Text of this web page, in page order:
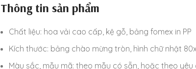
Thông tin sản phẩm
Chất liệu: hoa vải cao cấp, kệ gỗ, bảng fomex in PP
Kích thước: bảng chào mừng tròn, hình chữ nhật
Màu sắc, mẫu mã: theo mẫu có sẵn, hoặc theo yêu